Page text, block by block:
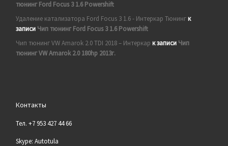
тюнинг Ford Focus 3 1.6 Powershift
Удаление катализатора Ford Focus 3 1.6 - Интеркар Тюнингк
записи Чип тюнинг Ford Focus 3 1.6 Powershift
Чип тюнинг VW Amarok 2.0 TDI 2018 – Интеркар к записи Чип
тюнинг VW Amarok 2.0 180hp 2013г.
Контакты
Тел. +7 953 427 44 66
Skype: Autotula